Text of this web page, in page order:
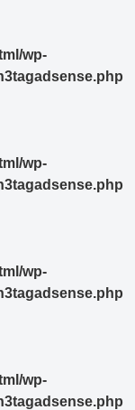
wp-
wp-
wp-
wp-